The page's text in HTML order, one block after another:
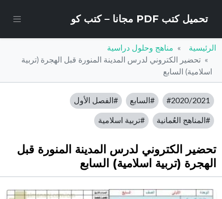
تحميل كتب PDF مجانا – كتب كو
الرئيسية
مناهج وحلول دراسية
تحضير الكتروني لدرس المدينة المنورة قبل الهجرة (تربية
اسلامية) السابع
#2020/2021 #السابع #الفصل الأول
#المناهج العُمانية #تربية اسلامية
تحضير الكتروني لدرس المدينة المنورة قبل
الهجرة (تربية اسلامية) السابع